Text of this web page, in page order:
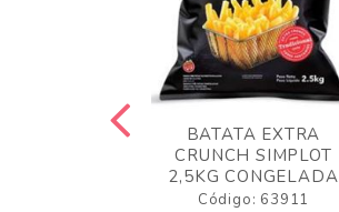
BATATA EXTRA
CRUNCH SIMPLOT
2,5KG CONGELADA
Código: 63911